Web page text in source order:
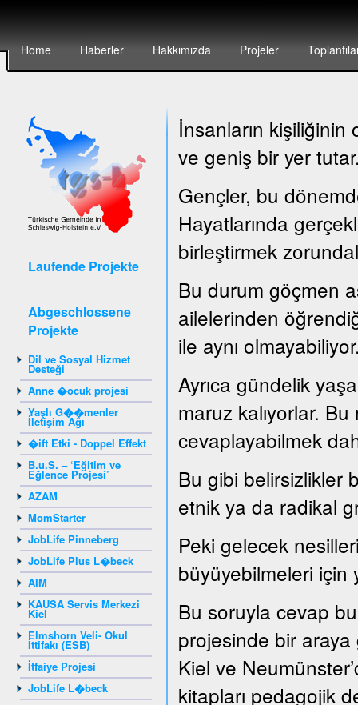
Home Haberler Hakkımızda Projeler
Laufende Projekte
Abgeschlossene
Projekte
Dil ve Sosyal Hizmet
Desteği
Anne �ocuk projesi
Yaşlı G��menler
İletişim Ağı
�ift Etki - Doppel Effekt
B.u.S. – ‘Eğitim ve
Eğlence Projesi’
AZAM
MomStarter
JobLife Pinneberg
JobLife Plus L�beck
AIM
KAUSA Servis Merkezi
Kiel
Elmshorn Veli- Okul
İttifakı (ESB)
İtfaiye Projesi
JobLife L�beck
İnsanların
ve geniş bir yer
Gençler, bu
Hayatlarında
birleştirmek
Bu durum göçmen
ailelerinden
ile aynı
Ayrıca gündelik
maruz kalıyorlar.
cevaplayabilmek
Bu gibi belirsizlikler
etnik ya da radikal
Peki gelecek
büyüyebilmeleri için
Bu soruyla cevap
projesinde bir araya
Kiel ve
kitapları pedagojik